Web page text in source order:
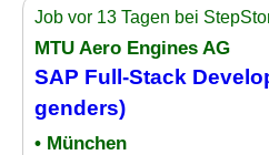
Job vor 13 Tagen bei
MTU Aero Engines AG
SAP Full-Stack
genders)
• München